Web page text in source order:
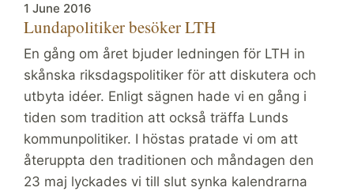
1 June 2016
Lundapolitiker besöker LTH
En gång om året bjuder ledningen för LTH in
skånska riksdagspolitiker för att diskutera och
utbyta idéer. Enligt sägnen hade vi en gång i
tiden som tradition att också träffa Lunds
kommunpolitiker. I höstas pratade vi om att
återuppta den traditionen och måndagen den
23 maj lyckades vi till slut synka kalendrarna